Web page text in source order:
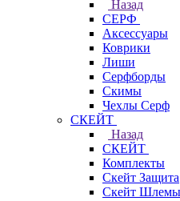
Назад
СЕРФ
Аксессуары
Коврики
Лиши
Серфборды
Скимы
Чехлы Cерф
СКЕЙТ
Назад
СКЕЙТ
Комплекты
Скейт Защита
Скейт Шлемы